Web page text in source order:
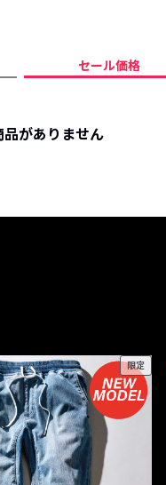
プライバシーポリシー
セール価格
品がありません
限定